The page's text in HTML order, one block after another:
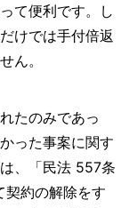
て便利です。し
けでは手付倍返
ん。
たのみであっ
った事案に関す
、「民法 557条
契約の解除をす